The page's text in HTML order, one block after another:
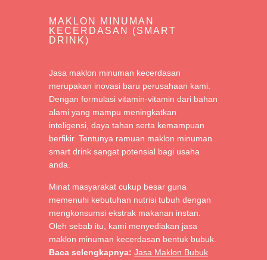
MAKLON MINUMAN
KECERDASAN (SMART
DRINK)
Jasa maklon minuman kecerdasan
merupakan inovasi baru perusahaan kami.
Dengan formulasi vitamin-vitamin dari bahan
alami yang mampu meningkatkan
inteligensi, daya tahan serta kemampuan
berfikir. Tentunya ramuan maklon minuman
smart drink sangat potensial bagi usaha
anda.
Minat masyarakat cukup besar guna
memenuhi kebutuhan nutrisi tubuh dengan
mengkonsumsi ekstrak makanan instan.
Oleh sebab itu, kami menyediakan jasa
maklon minuman kecerdasan bentuk bubuk.
Baca selengkapnya: Jasa Maklon Bubuk